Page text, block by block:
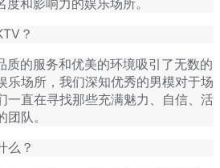
？
质的服务和优美的环境吸引了无数的
乐场所，我们深知优秀的男模对于场
一直在寻找那些充满魅力、自信、活
队。
么？